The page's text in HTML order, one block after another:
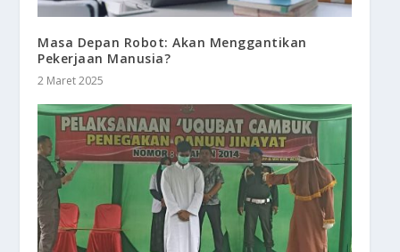
Masa Depan Robot: Akan Menggantikan
Pekerjaan Manusia?
2 Maret 2025